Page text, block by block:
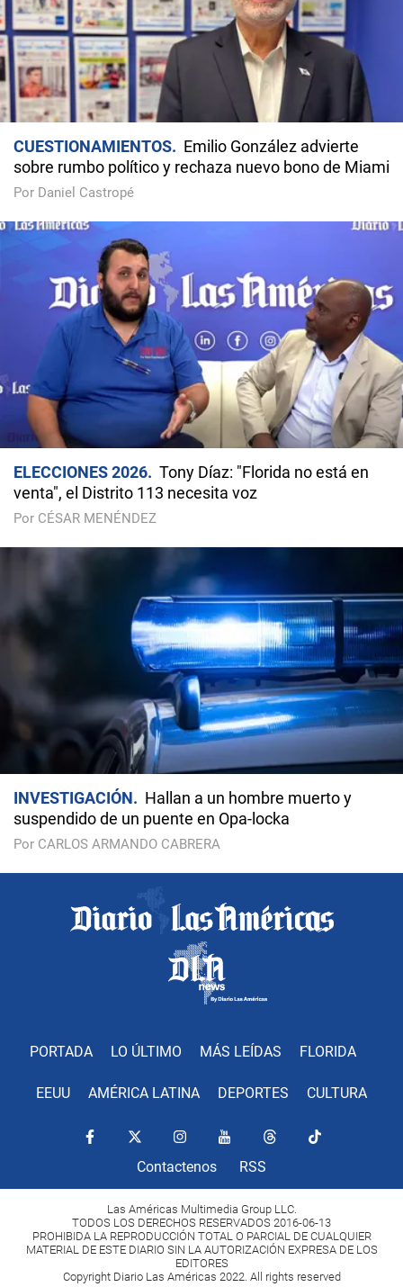
CUESTIONAMIENTOS
Emilio González advierte
sobre rumbo político y rechaza nuevo bono de Miami
Por Daniel Castropé
ELECCIONES 2026
Tony Díaz: "Florida no está en
venta", el Distrito 113 necesita voz
Por CÉSAR MENÉNDEZ
INVESTIGACIÓN
Hallan a un hombre muerto y
suspendido de un puente en Opa-locka
Por CARLOS ARMANDO CABRERA
PORTADA LO ÚLTIMO MÁS LEÍDAS FLORIDA
EEUU AMÉRICA LATINA DEPORTES CULTURA
Contactenos RSS
Las Américas Multimedia Group LLC.
TODOS LOS DERECHOS RESERVADOS 2016-06-13
PROHIBIDA LA REPRODUCCIÓN TOTAL O PARCIAL DE CUALQUIER
MATERIAL DE ESTE DIARIO SIN LA AUTORIZACIÓN EXPRESA DE LOS
EDITORES
Copyright Diario Las Américas 2022. All rights reserved